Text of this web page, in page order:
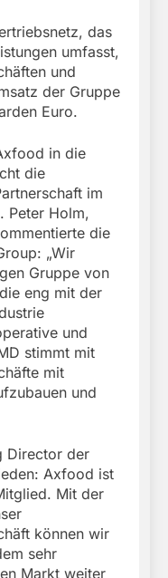
das
umfasst,
und
der Gruppe
Euro.
in die
die
im
Peter Holm,
die
„Wir
Gruppe von
eng mit der
und
stimmt mit
mit
und
Director der
Axfood ist
Mit der
können wir
sehr
Markt weiter